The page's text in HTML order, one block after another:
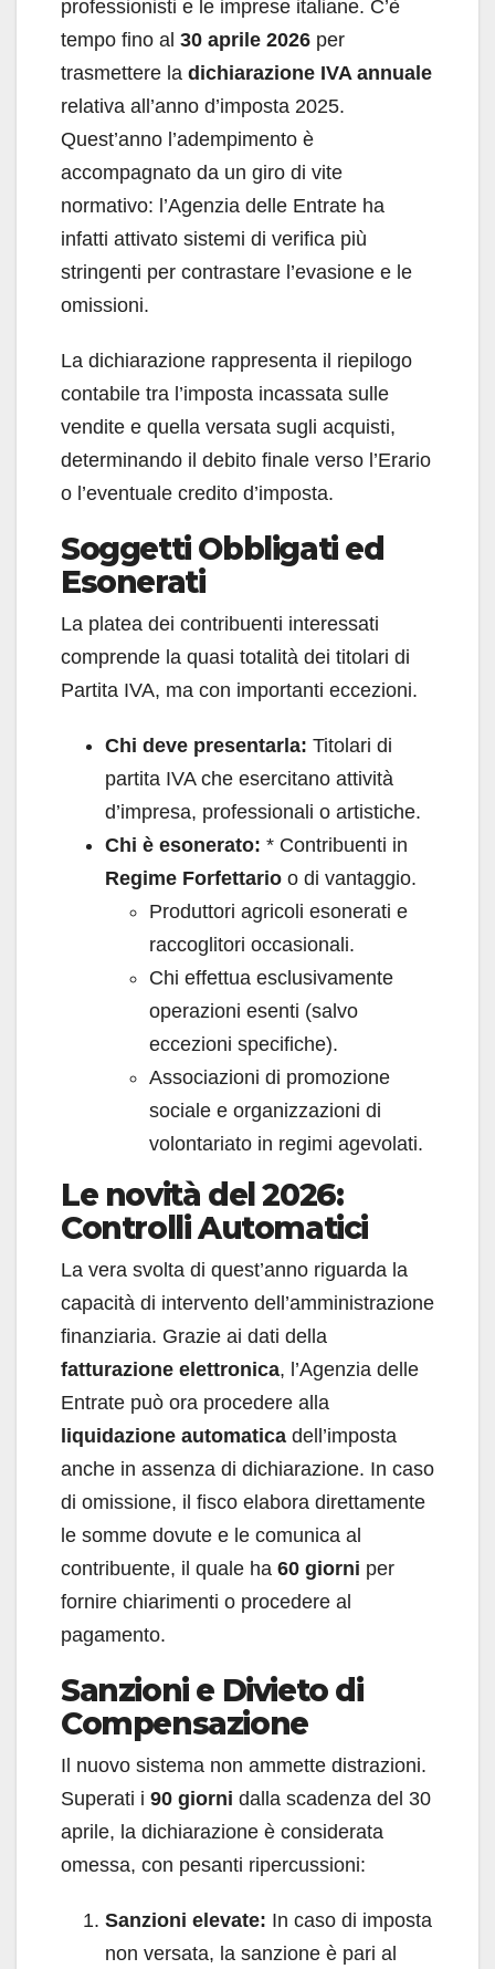
professionisti e le imprese italiane. C’è
tempo fino al 30 aprile 2026 per
trasmettere la dichiarazione IVA annuale
relativa all’anno d’imposta 2025.
Quest’anno l’adempimento è
accompagnato da un giro di vite
normativo: l’Agenzia delle Entrate ha
infatti attivato sistemi di verifica più
stringenti per contrastare l’evasione e le
omissioni.
La dichiarazione rappresenta il riepilogo
contabile tra l’imposta incassata sulle
vendite e quella versata sugli acquisti,
determinando il debito finale verso l’Erario
o l’eventuale credito d’imposta.
Soggetti Obbligati ed
Esonerati
La platea dei contribuenti interessati
comprende la quasi totalità dei titolari di
Partita IVA, ma con importanti eccezioni.
Chi deve presentarla: Titolari di
partita IVA che esercitano attività
d’impresa, professionali o artistiche.
Chi è esonerato: * Contribuenti in
Regime Forfettario o di vantaggio.
Produttori agricoli esonerati e
raccoglitori occasionali.
Chi effettua esclusivamente
operazioni esenti (salvo
eccezioni specifiche).
Associazioni di promozione
sociale e organizzazioni di
volontariato in regimi agevolati.
Le novità del 2026:
Controlli Automatici
La vera svolta di quest’anno riguarda la
capacità di intervento dell’amministrazione
finanziaria. Grazie ai dati della
fatturazione elettronica, l’Agenzia delle
Entrate può ora procedere alla
liquidazione automatica dell’imposta
anche in assenza di dichiarazione. In caso
di omissione, il fisco elabora direttamente
le somme dovute e le comunica al
contribuente, il quale ha 60 giorni per
fornire chiarimenti o procedere al
pagamento.
Sanzioni e Divieto di
Compensazione
Il nuovo sistema non ammette distrazioni.
Superati i 90 giorni dalla scadenza del 30
aprile, la dichiarazione è considerata
omessa, con pesanti ripercussioni:
Sanzioni elevate: In caso di imposta
non versata, la sanzione è pari al